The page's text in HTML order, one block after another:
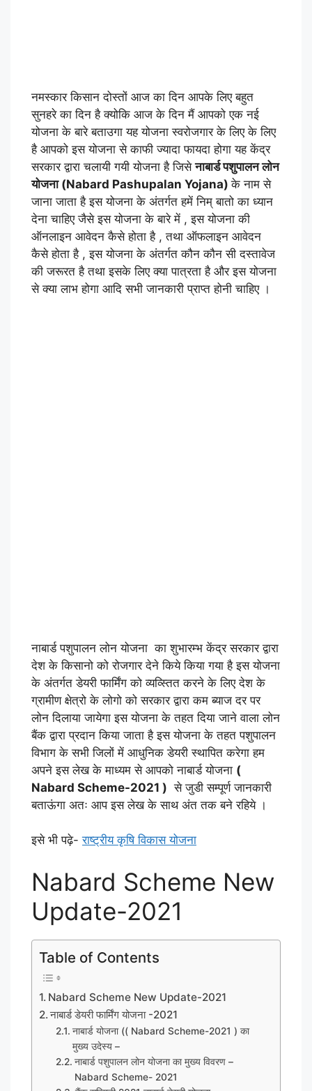
नमस्कार किसान दोस्तों आज का दिन आपके लिए बहुत
सुनहरे का दिन है क्योकि आज के दिन मैं आपको एक नई
योजना के बारे बताउगा यह योजना स्वरोजगार के लिए के लिए
है आपको इस योजना से काफी ज्यादा फायदा होगा यह केंद्र
सरकार द्वारा चलायी गयी योजना है जिसेनाबार्ड पशुपालन लोन
योजना (Nabard Pashupalan Yojana)के नाम से
जाना जाता है इस योजना के अंतर्गत हमें निम् बातो का ध्यान
देना चाहिए जैसे इस योजना के बारे में , इस योजना की
ऑनलाइन आवेदन कैसे होता है , तथा ऑफलाइन आवेदन
कैसे होता है , इस योजना के अंतर्गत कौन कौन सी दस्तावेज
की जरूरत है तथा इसके लिए क्या पात्रता है और इस योजना
से क्या लाभ होगा आदि सभी जानकारी प्राप्त होनी चाहिए ।
नाबार्ड पशुपालन लोन योजना का शुभारम्भ केंद्र सरकार द्वारा
देश के किसानो को रोजगार देने किये किया गया है इस योजना
के अंतर्गत डेयरी फार्मिंग को व्यव्स्तित करने के लिए देश के
ग्रामीण क्षेत्रो के लोगो को सरकार द्वारा कम ब्याज दर पर
लोन दिलाया जायेगा इस योजना के तहत दिया जाने वाला लोन
बैंक द्वारा प्रदान किया जाता है इस योजना के तहत पशुपालन
विभाग के सभी जिलों में आधुनिक डेयरी स्थापित करेगा हम
अपने इस लेख के माध्यम से आपको नाबार्ड योजना (
Nabard Scheme-2021 ) से जुडी सम्पूर्ण जानकारी
बताऊंगा अतः आप इस लेख के साथ अंत तक बने रहिये ।
इसे भी पढ़े-राष्ट्रीय कृषि विकास योजना
Nabard Scheme New
Update-2021
Table of Contents
Nabard Scheme New Update-2021
नाबार्ड डेयरी फार्मिंग योजना -2021
नाबार्ड योजना (( Nabard Scheme-2021 ) का
मुख्य उदेस्य –
नाबार्ड पशुपालन लोन योजना का मुख्य विवरण –
Nabard Scheme- 2021